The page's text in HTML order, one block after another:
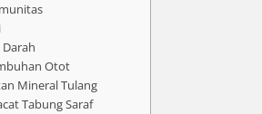
Otot
Mineral Tulang
Tabung Saraf